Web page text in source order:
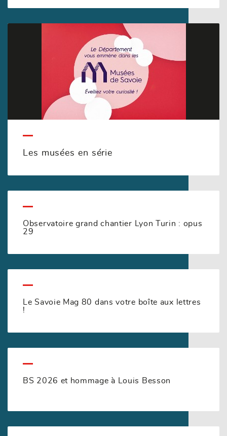
Les musées en série
Observatoire grand chantier Lyon Turin : opus
29
Le Savoie Mag 80 dans votre boîte aux lettres
!
BS 2026 et hommage à Louis Besson